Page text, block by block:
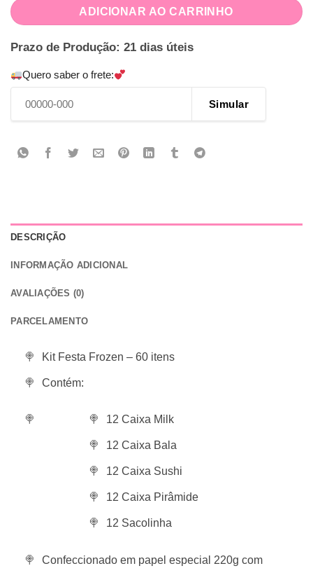
ADICIONAR AO CARRINHO
Prazo de Produção: 21 dias úteis
Quero saber o frete:
Simular
DESCRIÇÃO
INFORMAÇÃO ADICIONAL
AVALIAÇÕES (0)
PARCELAMENTO
Kit Festa Frozen – 60 itens
Contém:
12 Caixa Milk
12 Caixa Bala
12 Caixa Sushi
12 Caixa Pirâmide
12 Sacolinha
Confeccionado em papel especial 220g com